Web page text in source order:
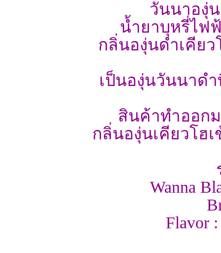
วันนาองุ่
น้ำยาบุหรี่ไฟฟ้
กลิ่นองุ่นดำเคีย
เป็นองุ่นวันนาด
สินค้าทำออก
กลิ่นองุ่นเคียวโฮ
Wanna
Flavor